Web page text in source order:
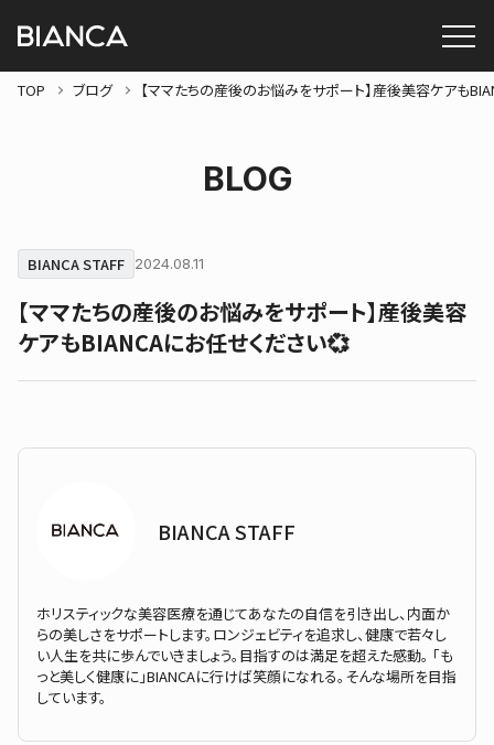
TOP ブログ 【ママたちの産後のお悩みをサポート】産後美容ケアも
BLOG
BIANCA STAFF 2024.08.11
【ママたちの産後のお悩みをサポート】産後美容
ケアもBIANCAにお任せください💞
BIANCA STAFF
ホリスティックな美容医療を通じてあなたの自信を引き出し、内面か
らの美しさをサポートします。ロンジェビティを追求し、健康で若々し
い人生を共に歩んでいきましょう。目指すのは満足を超えた感動。 「も
っと美しく健康に」BIANCAに行けば笑顔になれる。そんな場所を目指
しています。